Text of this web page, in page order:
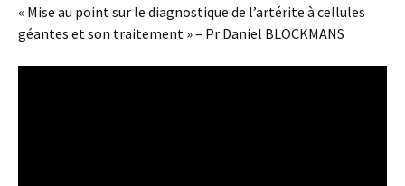
« Mise au point sur le diagnostique de l’artérite à cellules
géantes et son traitement » – Pr Daniel BLOCKMANS